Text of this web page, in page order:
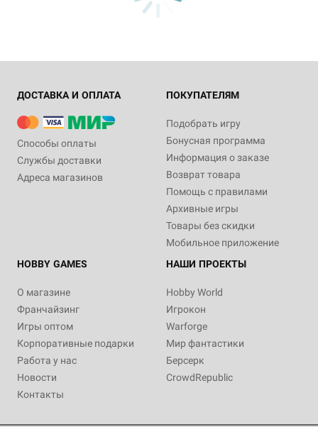
ДОСТАВКА И ОПЛАТА
Способы оплаты
Службы доставки
Адреса магазинов
ПОКУПАТЕЛЯМ
Подобрать игру
Бонусная программа
Информация о заказе
Возврат товара
Помощь с правилами
Архивные игры
Товары без скидки
Мобильное приложение
HOBBY GAMES
О магазине
Франчайзинг
Игры оптом
Корпоративные подарки
Работа у нас
Новости
Контакты
НАШИ ПРОЕКТЫ
Hobby World
Игрокон
Warforge
Мир фантастики
Берсерк
CrowdRepublic